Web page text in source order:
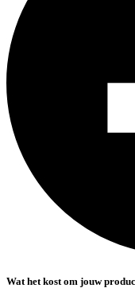
Wat het kost om jouw